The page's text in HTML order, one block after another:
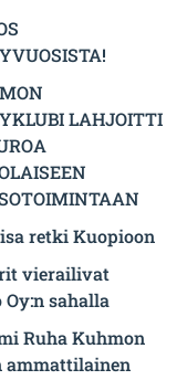
LAHJOITTI
retki Kuopioon
vierailivat
sahalla
Ruha Kuhmon
ammattilainen